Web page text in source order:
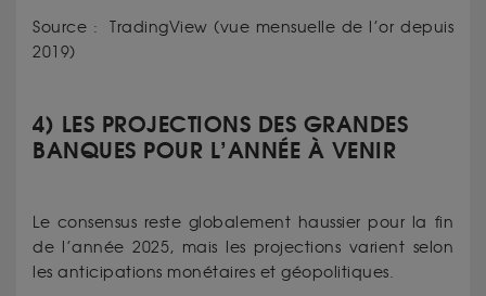
Source : TradingView (vue mensuelle de l’or depuis
2019)
4) LES PROJECTIONS DES GRANDES
BANQUES POUR L’ANNÉE À VENIR
Le consensus reste globalement haussier pour la fin
de l’année 2025, mais les projections varient selon
les anticipations monétaires et géopolitiques.